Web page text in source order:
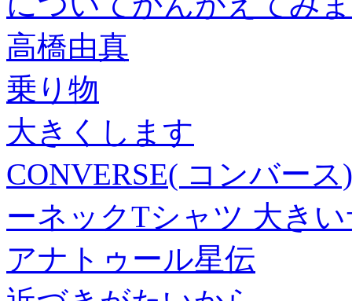
高橋由真
乗り物
大きくします
CONVERSE( コンバー
ーネックTシャツ 大き
アナトゥール星伝